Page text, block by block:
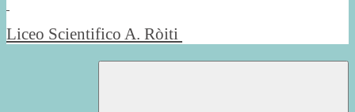
Liceo Scientifico A. Ròiti